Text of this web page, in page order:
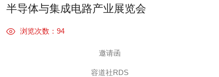
半导体与集成电路产业展览会
浏览次数：94
邀请函
容道社RDS